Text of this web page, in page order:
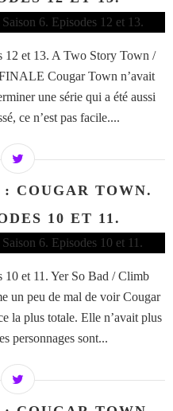
12 et 13. A Two Story Town /
Cougar Town n’avait
une série qui a été aussi
ce n’est pas facile....
COUGAR TOWN.
10 ET 11.
10 et 11. Yer So Bad / Climb
un peu de mal de voir Cougar
la plus totale. Elle n’avait plus
personnages sont...